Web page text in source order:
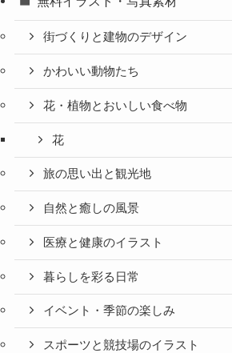
街づくりと建物のデザイン
かわいい動物たち
花・植物とおいしい食べ物
花
旅の思い出と観光地
自然と癒しの風景
医療と健康のイラスト
暮らしを彩る日常
イベント・季節の楽しみ
スポーツと競技場のイラスト